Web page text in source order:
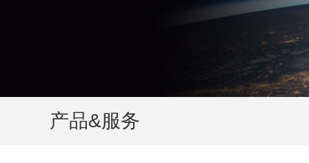
产品&服务